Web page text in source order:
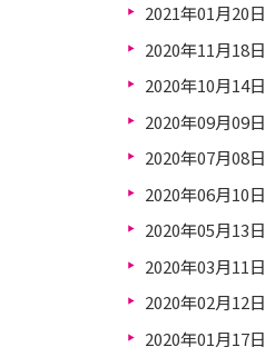
2021年01月20日
2020年11月18日
2020年10月14日
2020年09月09日
2020年07月08日
2020年06月10日
2020年05月13日
2020年03月11日
2020年02月12日
2020年01月17日